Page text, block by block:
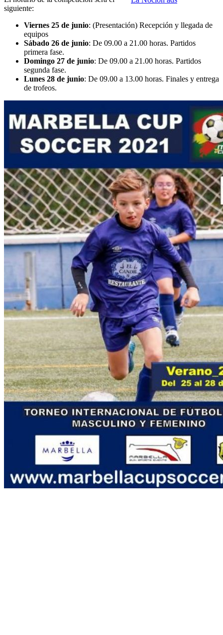
siguiente:
Viernes 25 de junio: (Presentación) Recepción y llegada de
equipos
Sábado 26 de junio: De 09.00 a 21.00 horas. Partidos
primera fase.
Domingo 27 de junio: De 09.00 a 21.00 horas. Partidos
segunda fase.
Lunes 28 de junio: De 09.00 a 13.00 horas. Finales y entrega
de trofeos.